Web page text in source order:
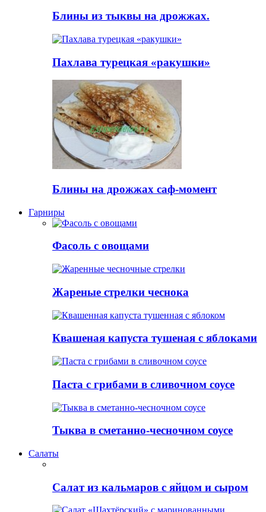
Блины из тыквы на дрожжах.
Пахлава турецкая «ракушки»
Блины на дрожжах саф-момент
Гарниры
Фасоль с овощами
Жареные стрелки чеснока
Квашеная капуста тушеная с яблоками
Паста с грибами в сливочном соусе
Тыква в сметанно-чесночном соусе
Салаты
Салат из кальмаров с яйцом и сыром